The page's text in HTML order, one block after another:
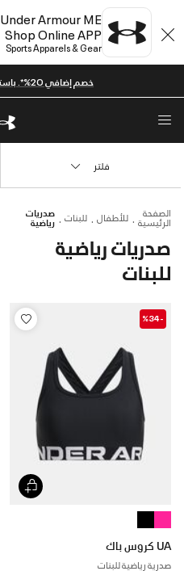
Under Armour ME -
Shop Online APP
Sports Apparels & Gear
خصم إضافي 20%*. باستخدام الكود EXTRA20
الصفحة
الرئيسية للأطفال للبنات صدريات
رياضية
صدريات رياضية
للبنات
فلتر
-%34
UA كروس باك
صدرية رياضية للبنات